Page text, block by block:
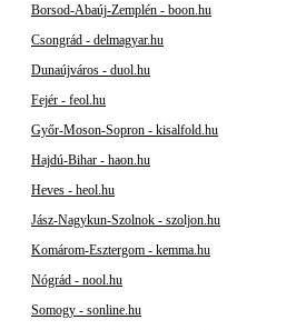
Borsod-Abaúj-Zemplén - boon.hu
Csongrád - delmagyar.hu
Dunaújváros - duol.hu
Fejér - feol.hu
Győr-Moson-Sopron - kisalfold.hu
Hajdú-Bihar - haon.hu
Heves - heol.hu
Jász-Nagykun-Szolnok - szoljon.hu
Komárom-Esztergom - kemma.hu
Nógrád - nool.hu
Somogy - sonline.hu